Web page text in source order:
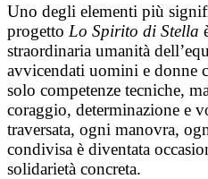
Uno degli elementi più
progetto Lo Spirito di Stella
straordinaria umanità
avvicendati uomini e donne
solo competenze tecniche,
coraggio, determinazione e
traversata, ogni manovra,
condivisa è diventata
solidarietà concreta.